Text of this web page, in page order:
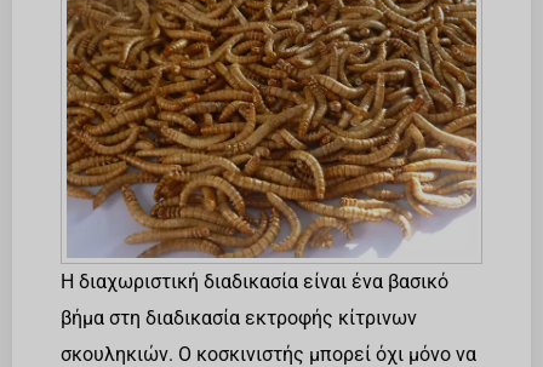
Η διαχωριστική διαδικασία είναι ένα βασικό
βήμα στη διαδικασία εκτροφής κίτρινων
σκουληκιών. Ο κοσκινιστής μπορεί όχι μόνο να